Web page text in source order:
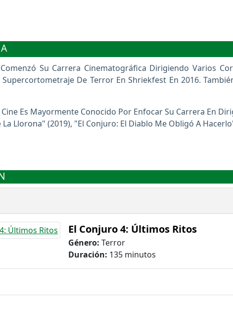
Su Carrera Cinematográfica Dirigiendo Varios
De Terror En Shriekfest En 2016.
Es Mayormente Conocido Por Enfocar Su Carrera En
Llorona" (2019), "El Conjuro: El Diablo Me Obligó A
El Conjuro 4: Últimos Ritos
Género: Terror
Duración: 135 minutos